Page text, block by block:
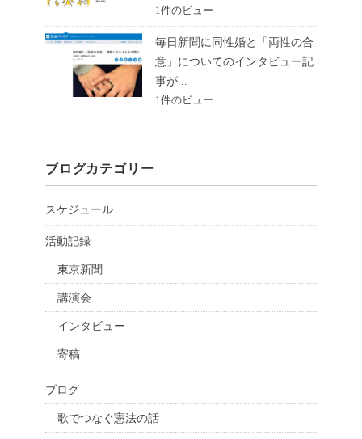
1件のビュー
毎日新聞に同性婚と「両性の合
意」についてのインタビュー記
事が...
1件のビュー
ブログカテゴリー
スケジュール
活動記録
東京新聞
講演会
インタビュー
寄稿
ブログ
歌でつなぐ憲法の話